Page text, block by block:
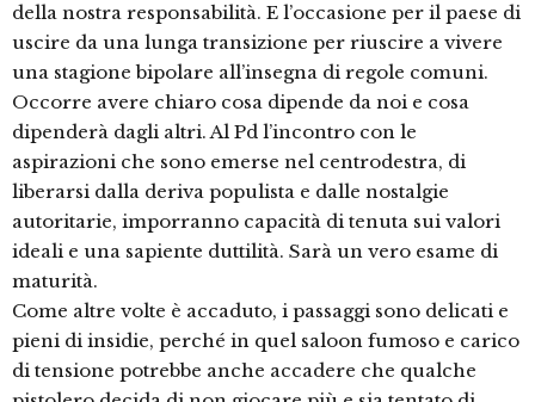
della nostra responsabilità. E l’occasione per il paese di
uscire da una lunga transizione per riuscire a vivere
una stagione bipolare all’insegna di regole comuni.
Occorre avere chiaro cosa dipende da noi e cosa
dipenderà dagli altri. Al Pd l’incontro con le
aspirazioni che sono emerse nel centrodestra, di
liberarsi dalla deriva populista e dalle nostalgie
autoritarie, imporranno capacità di tenuta sui valori
ideali e una sapiente duttilità. Sarà un vero esame di
maturità.
Come altre volte è accaduto, i passaggi sono delicati e
pieni di insidie, perché in quel saloon fumoso e carico
di tensione potrebbe anche accadere che qualche